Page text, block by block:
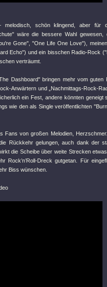
schön klingend, aber für
wäre die bessere Wahl gewesen,
Gone", "One Life One Love"),
Echo") und ein bisschen Radio-Rock (
verträumt.
Dashboard"bringen mehr vom guten
Anwärtern und „Nachmittags-Rock-
ein Fest, andere könnten geneigt
wie den als Single veröffentlichten
Fans von großen Melodien,
Rückkehr gelungen, auch dank der
die Scheibe über weite Strecken
Dreck gutgetan. Für
Biss wünschen.